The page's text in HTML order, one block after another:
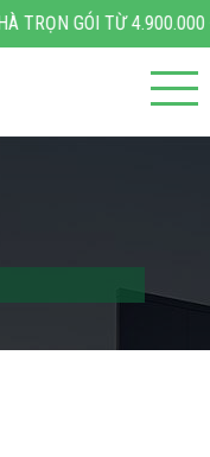
GÓI TỪ 4.900.000 Đ –